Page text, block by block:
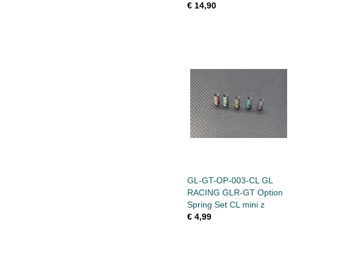
€ 14,90
GL-GT-OP-003-CL GL
RACING GLR-GT Option
Spring Set CL mini z
€ 4,99